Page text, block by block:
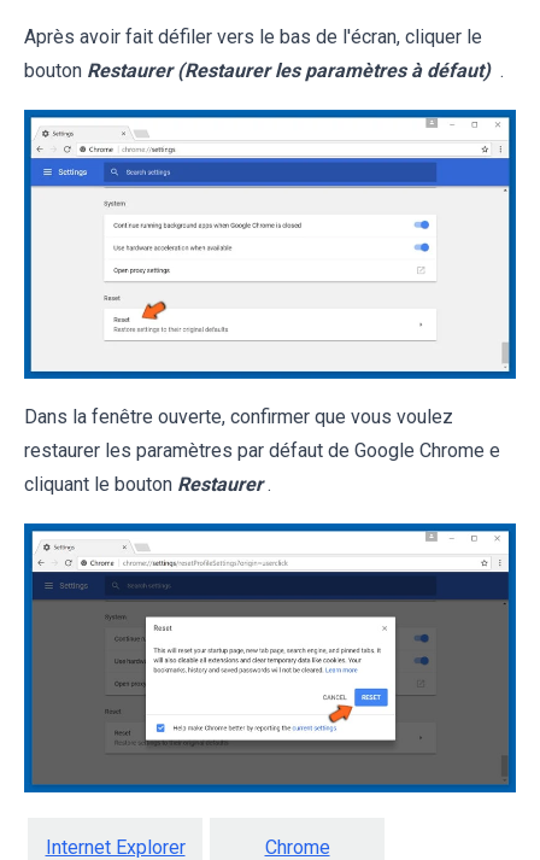
Après avoir fait défiler vers le bas de l'écran, cliquer le
bouton Restaurer (Restaurer les paramètres à défaut) .
Dans la fenêtre ouverte, confirmer que vous voulez
restaurer les paramètres par défaut de Google Chrome e
cliquant le bouton Restaurer .
Internet Explorer Chrome